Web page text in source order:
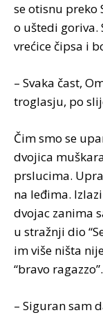
se otisnu preko
o uštedi goriva.
vrećice čipsa i
– Svaka čast,
troglasju, po
Čim smo se
dvojica
prslucima.
na leđima.
dvojac zanima
u stražnji dio
im više ništa
“bravo ragazzo”.
– Siguran sam